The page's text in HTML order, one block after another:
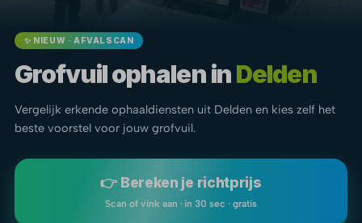
✨ NIEUW · AFVALSCAN
Grofvuil ophalen inDelden
Vergelijk erkende ophaaldiensten uit Delden en kies zelf het
beste voorstel voor jouw grofvuil.
👉 Bereken je richtprijs
Scan of vink aan · in 30 sec · gratis